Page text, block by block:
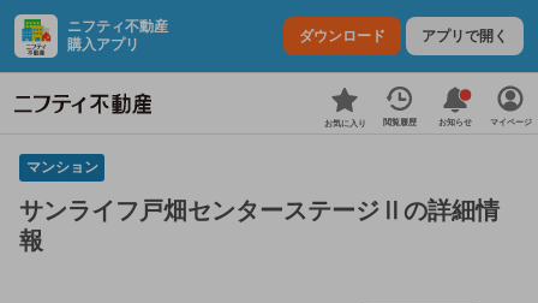
ニフティ不動産
購入アプリ
ダウンロード アプリで開く
お気に入り 閲覧履歴 お知らせ マイページ
マンション
サンライフ戸畑センターステージⅡの詳細情
報